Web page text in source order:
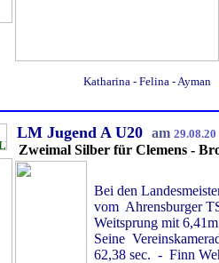
Katharina - Felina - Ayman
LM Jugend A U20 am
Zweimal Silber für Clemens -
Bei den
vom Ahrensburger
Weitsprung mit
Seine
62,38 sec. - Finn